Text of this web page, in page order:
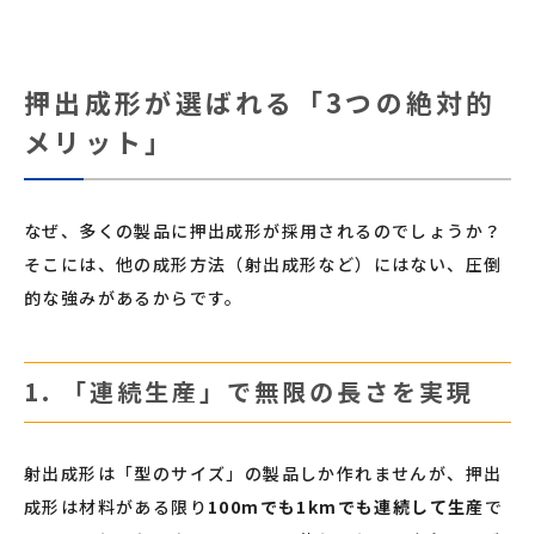
押出成形が選ばれる「3つの絶対的
メリット」
なぜ、多くの製品に押出成形が採用されるのでしょうか？
そこには、他の成形方法（射出成形など）にはない、圧倒
的な強みがあるからです。
1. 「連続生産」で無限の長さを実現
射出成形は「型のサイズ」の製品しか作れませんが、押出
成形は材料がある限り 100mでも1kmでも連続して生産で